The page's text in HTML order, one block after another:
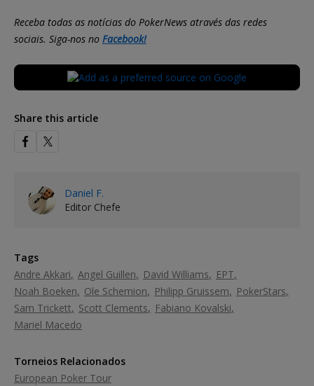
Receba todas as notícias do PokerNews através das redes
sociais. Siga-nos no Facebook!
Share this article
Daniel F.
Editor Chefe
Tags
Andre Akkari Angel Guillen David Williams
EPT
Noah Boeken
Ole Schemion Philipp Gruissem
PokerStars
Sam Trickett
Scott Clements
Fabiano Kovalski
Mariel Macedo
Torneios Relacionados
European Poker Tour